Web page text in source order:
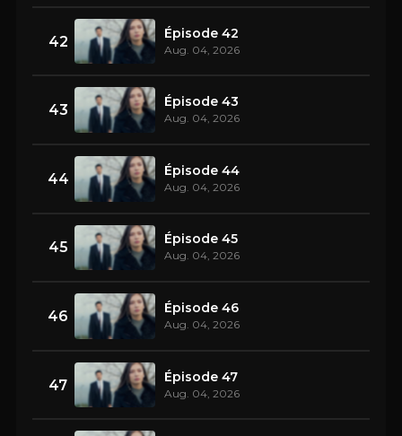
42 Épisode 42
Aug. 04, 2026
43 Épisode 43
Aug. 04, 2026
44 Épisode 44
Aug. 04, 2026
45 Épisode 45
Aug. 04, 2026
46 Épisode 46
Aug. 04, 2026
47 Épisode 47
Aug. 04, 2026